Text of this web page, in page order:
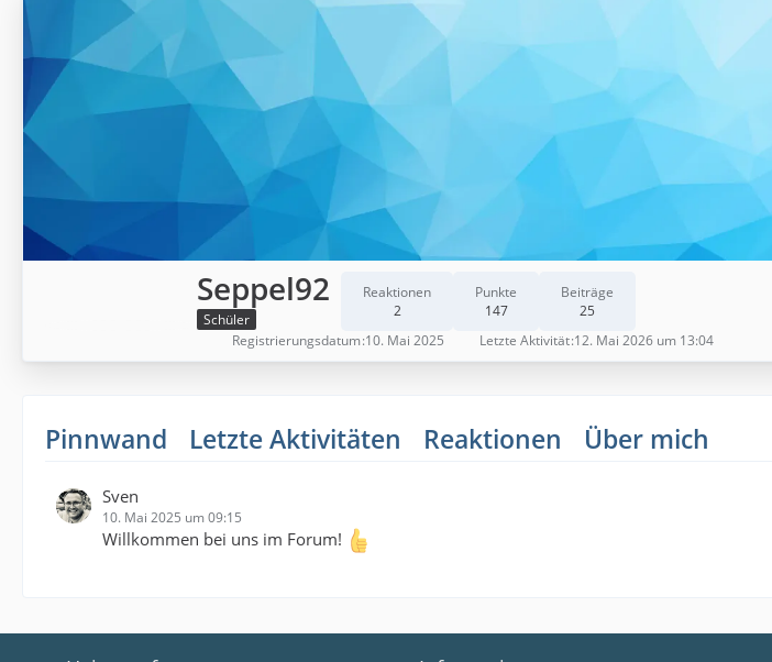
Seppel92
Schüler
Reaktionen
2
Punkte
147
Beiträge
25
Registrierungsdatum 10. Mai 2025 Letzte Aktivität 12. Mai 2026 um 13:04
Pinnwand Letzte Aktivitäten Reaktionen Über mich
Sven
10. Mai 2025 um 09:15
Willkommen bei uns im Forum!